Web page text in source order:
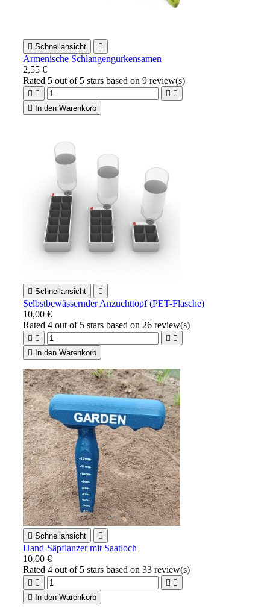
 Schnellansicht 
Armenische Schlangengurkensamen
2,55 €
Rated 5 out of 5 stars based on9 review(s)
   

In den Warenkorb
 Schnellansicht 
Selbstbewässernder Anzuchttopf (PET-Flasche)
10,00 €
Rated4 out of 5 stars based on 26 review(s)
   

In den Warenkorb
 Schnellansicht 
Hand-Säpflanzer mit Saatloch
10,00 €
Rated4 out of 5 stars based on33 review(s)
   

In den Warenkorb